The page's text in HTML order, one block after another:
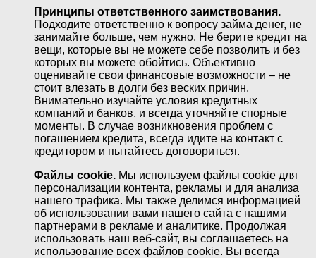
Принципы ответственного заимствования.
Подходите ответственно к вопросу займа денег, не
занимайте больше, чем нужно. Не берите кредит на
вещи, которые вы не можете себе позволить и без
которых вы можете обойтись. Объективно
оценивайте свои финансовые возможности – не
стоит влезать в долги без веских причин.
Внимательно изучайте условия кредитных
компаний и банков, и всегда уточняйте спорные
моменты. В случае возникновения проблем с
погашением кредита, всегда идите на контакт с
кредитором и пытайтесь договориться.
Файлы cookie. Мы используем файлы cookie для
персонализации контента, рекламы и для анализа
нашего трафика. Мы также делимся информацией
об использовании вами нашего сайта с нашими
партнерами в рекламе и аналитике. Продолжая
использовать наш веб-сайт, вы соглашаетесь на
использование всех файлов cookie. Вы всегда